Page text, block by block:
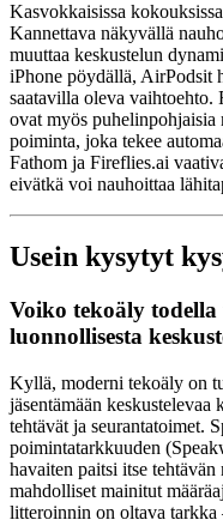
Kasvokkaisissa
Kannettava näkyvällä
muuttaa keskustelun
iPhone pöydällä, AirPodsit
saatavilla oleva vaihtoehto.
ovat myös
poiminta, joka tekee
Fathom ja Fireflies.ai
eivätkä voi nauhoittaa
Usein kysytyt
Voiko tekoäly
luonnollisesta
Kyllä, moderni tekoäly on
jäsentämään keskustelevaa
tehtävät ja seurantatoimet.
poimintatarkkuuden
havaiten paitsi itse
mahdolliset mainitut
litteroinnin on oltava tarkka